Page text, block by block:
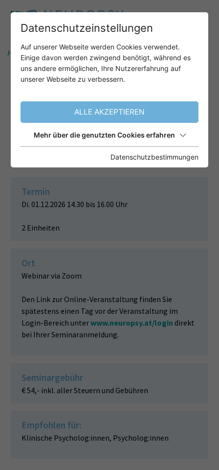
Home Unser Angebot After-Work-Webinare
NEUROPSYCHOLOGISCHE
DIAGNOSTIK KURZ & KNACKIG! –
DIE CERAD-PLUS-
NEUROPSYCHOLOGISCHE
Termin
Di. 01.12.2026 14.30 bis 16.00 Uhr
2 Einheiten
Ort
Webinar via Zoom
Den Link zur Online-Veranstaltung finden Sie
spätestens einen Tag vor der Veranstaltung im
Login-Bereich unterwww.neuropsy.at/login direkt
bei Ihrer Seminaranmeldung.
Seminargebühr
€ 54,- inkl. aller Steuern und Gebühren
Empfohlen für:
Klinische Psycholog:innen, Psycholog:innen
Datenschutzeinstellungen
Auf unserer Webseite werden Cookies verwendet.
Einige davon werden zwingend benötigt, während es
uns andere ermöglichen, Ihre Nutzererfahrung auf
unserer Webseite zu verbessern.
ALLE AKZEPTIEREN
Mehr über die genutzten Cookies erfahren
Datenschutzbestimmungen